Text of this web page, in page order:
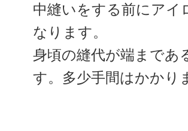
中縫いをする前にアイ
なります。
身頃の縫代が端まであ
す。多少手間はかか